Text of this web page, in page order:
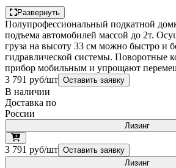
Развернуть
Полупрофессиональный подкатной
подъема автомобилей массой до 2т.
груза на высоту 33 см можно быстро и
гидравлической системы. Поворотные
прибор мобильным и упрощают
3 791 руб/шт Оставить заявку
В наличии
Доставка по
России
Лизинг
3 791 руб/шт Оставить заявку
Лизинг